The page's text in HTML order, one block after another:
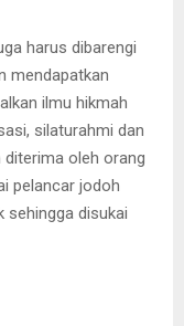
harus dibarengi
mendapatkan
ilmu hikmah
silaturahmi dan
diterima oleh orang
pelancar jodoh
sehingga disukai